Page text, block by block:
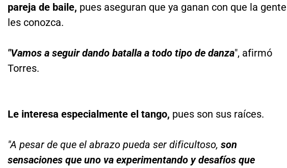
pareja de baile, pues aseguran que ya ganan con que la gente
les conozca.
"Vamos a seguir dando batalla a todo tipo de danza", afirmó
Torres.
Le interesa especialmente el tango, pues son sus raíces.
"A pesar de que el abrazo pueda ser dificultoso, son
sensaciones que uno va experimentando y desafíos que